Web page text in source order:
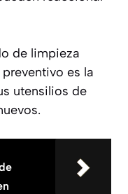
de limpieza
es la
utensilios de